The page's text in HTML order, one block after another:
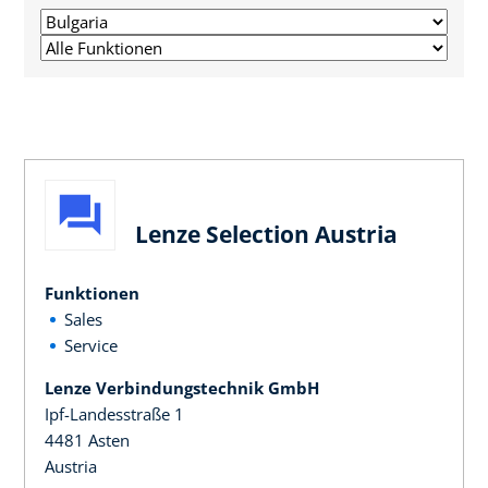
Lenze Selection Austria
Funktionen
Sales
Service
Lenze Verbindungstechnik GmbH
Ipf-Landesstraße 1
4481 Asten
Austria